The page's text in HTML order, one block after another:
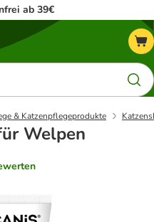
ab 39€
& Katzenpflegeprodukte
Welpen